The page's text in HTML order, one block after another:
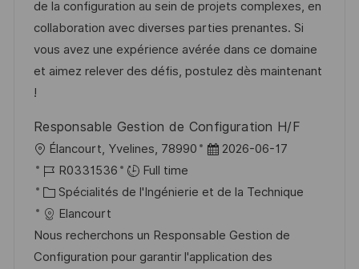
a
t
i
o
n
f
f
i
c
g
n
c
e
d
o
s
t
e
o
r
i
e
de la configuration au sein de projets complexes, en
collaboration avec diverses parties prenantes. Si
vous avez une expérience avérée dans ce domaine
et aimez relever des défis, postulez dès maintenant
!
Responsable Gestion de Configuration H/F
o
c
a
l
i
Élancourt, Yvelines, 78990
D
t
d
’
2026-06-17
R
é
f
é
r
R0331536
Full time
C
a
t
é
Spécialités de l'Ingénierie et de la Technique
Elancourt
Nous recherchons un Responsable Gestion de
Configuration pour garantir l'application des